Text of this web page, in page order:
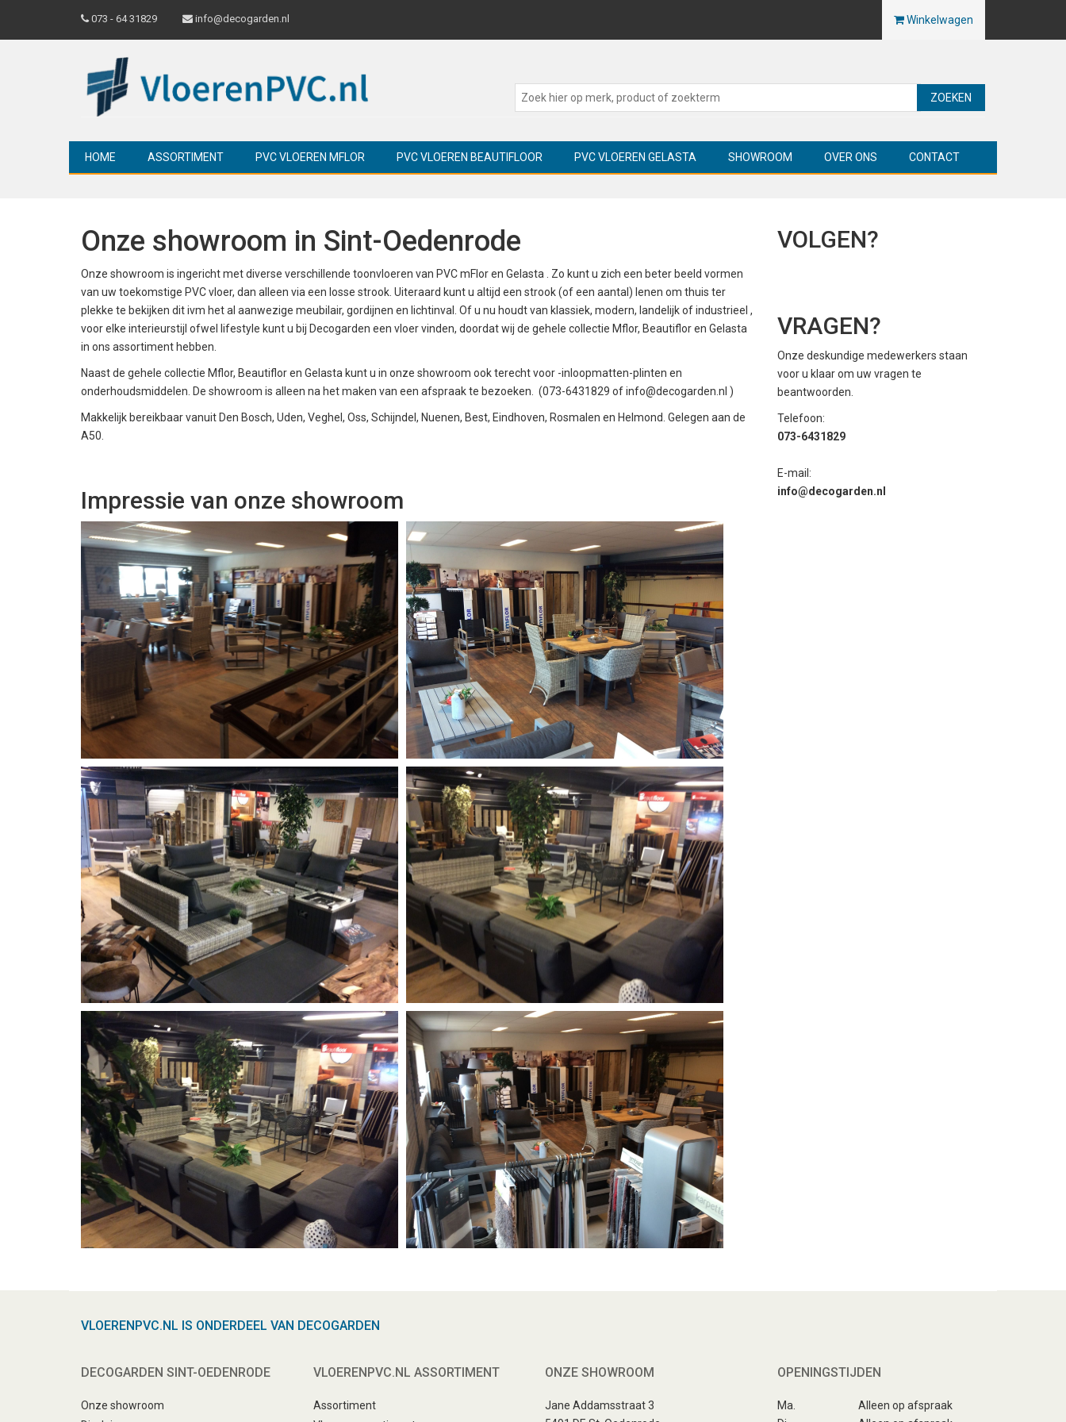
073 - 64 31829 info@decogarden.nl Winkelwagen
ZOEKEN
HOME ASSORTIMENT PVC VLOEREN MFLOR PVC VLOEREN BEAUTIFLOOR PVC VLOEREN GELASTA SHOWROOM OVER ONS CONTACT
Onze showroom in Sint-Oedenrode
Onze showroom is ingericht met diverse verschillende toonvloeren van PVC mFlor en Gelasta . Zo kunt u zich een beter beeld vormen
van uw toekomstige PVC vloer, dan alleen via een losse strook. Uiteraard kunt u altijd een strook (of een aantal) lenen om thuis ter
plekke te bekijken dit ivm het al aanwezige meubilair, gordijnen en lichtinval. Of u nu houdt van klassiek, modern, landelijk of industrieel ,
voor elke interieurstijl ofwel lifestyle kunt u bij Decogarden een vloer vinden, doordat wij de gehele collectie Mflor, Beautiflor en Gelasta
in ons assortiment hebben.
Naast de gehele collectie Mflor, Beautiflor en Gelasta kunt u in onze showroom ook terecht voor -inloopmatten-plinten en
onderhoudsmiddelen. De showroom is alleen na het maken van een afspraak te bezoeken. (073-6431829 ofinfo@decogarden.nl )
Makkelijk bereikbaar vanuit Den Bosch, Uden, Veghel, Oss, Schijndel, Nuenen, Best, Eindhoven, Rosmalen en Helmond. Gelegen aan de
A50.
Impressie van onze showroom
VOLGEN?
VRAGEN?
Onze deskundige medewerkers staan
voor u klaar om uw vragen te
beantwoorden.
Telefoon:
073-6431829
E-mail:
info@decogarden.nl
VLOERENPVC.NL IS ONDERDEEL VAN DECOGARDEN
DECOGARDEN SINT-OEDENRODE
Onze showroom
VLOERENPVC.NL ASSORTIMENT
Assortiment
ONZE SHOWROOM
Jane Addamsstraat 3
OPENINGSTIJDEN
Ma.
Alleen op afspraak